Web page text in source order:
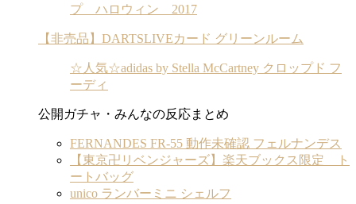
プ ハロウィン 2017
【非売品】DARTSLIVEカード グリーンルーム
☆人気☆adidas by Stella McCartney クロップド フ
ーディ
公開ガチャ・みんなの反応まとめ
FERNANDES FR-55 動作未確認 フェルナンデス
【東京卍リベンジャーズ】楽天ブックス限定 ト
ートバッグ
unico ランバーミニ シェルフ